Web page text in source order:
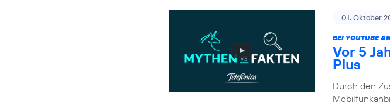
01. Oktober
BEI YOUTUBE
Vor 5
Plus
Durch den